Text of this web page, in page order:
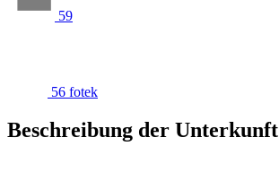
59
56 fotek
Beschreibung der Unterkunft